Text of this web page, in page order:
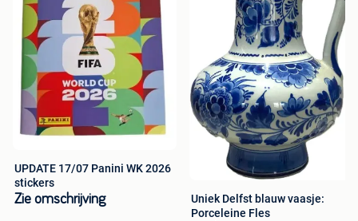
UPDATE 17/07 Panini WK 2026
stickers
Zie omschrijving
Uniek Delfst blauw vaasje:
Porceleine Fles